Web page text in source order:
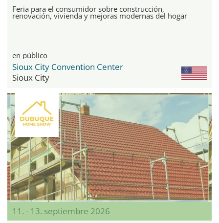
Feria para el consumidor sobre construcción,
renovación, vivienda y mejoras modernas del hogar
en público
Sioux City Convention Center
Sioux City
11. - 13. septiembre 2026